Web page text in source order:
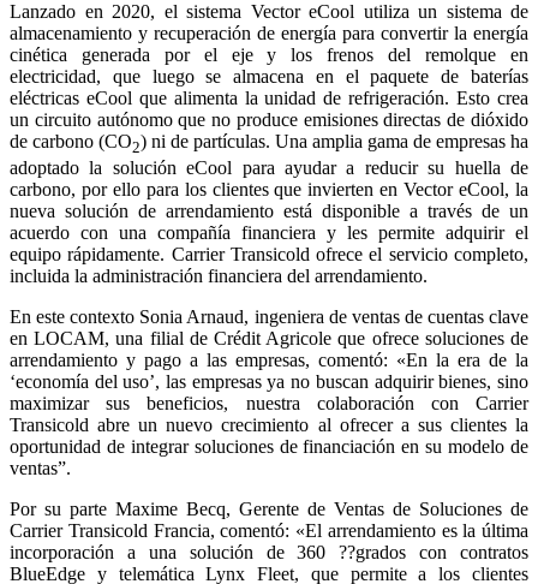
Lanzado en 2020, el sistema Vector eCool utiliza un sistema de
almacenamiento y recuperación de energía para convertir la energía
cinética generada por el eje y los frenos del remolque en
electricidad, que luego se almacena en el paquete de baterías
eléctricas eCool que alimenta la unidad de refrigeración. Esto crea
un circuito autónomo que no produce emisiones directas de dióxido
de carbono (CO2) ni de partículas. Una amplia gama de empresas ha
adoptado la solución eCool para ayudar a reducir su huella de
carbono, por ello para los clientes que invierten en Vector eCool, la
nueva solución de arrendamiento está disponible a través de un
acuerdo con una compañía financiera y les permite adquirir el
equipo rápidamente. Carrier Transicold ofrece el servicio completo,
incluida la administración financiera del arrendamiento.
En este contexto Sonia Arnaud, ingeniera de ventas de cuentas clave
en LOCAM, una filial de Crédit Agricole que ofrece soluciones de
arrendamiento y pago a las empresas, comentó: «En la era de la
‘economía del uso’, las empresas ya no buscan adquirir bienes, sino
maximizar sus beneficios, nuestra colaboración con Carrier
Transicold abre un nuevo crecimiento al ofrecer a sus clientes la
oportunidad de integrar soluciones de financiación en su modelo de
ventas”.
Por su parte Maxime Becq, Gerente de Ventas de Soluciones de
Carrier Transicold Francia, comentó: «El arrendamiento es la última
incorporación a una solución de 360 ??grados con contratos
BlueEdge y telemática Lynx Fleet, que permite a los clientes